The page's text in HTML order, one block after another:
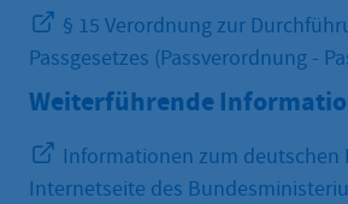
§ 15 Verordnung zur
Passgesetzes (Passverordnung -
Weiterführende
Informationen zum deutschen
Internetseite des